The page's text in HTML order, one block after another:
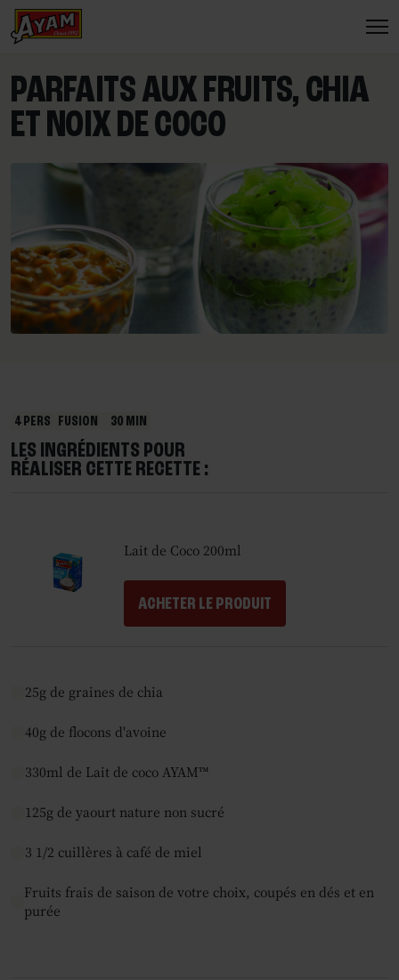
PARFAITS AUX FRUITS, CHIA
ET NOIX DE COCO
4 PERS FUSION 30 MIN
LES INGRÉDIENTS POUR
RÉALISER CETTE RECETTE :
Lait de Coco 200ml
ACHETER LE PRODUIT
25g de graines de chia
40g de flocons d'avoine
330ml de Lait de coco AYAM™
125g de yaourt nature non sucré
3 1/2 cuillères à café de miel
Fruits frais de saison de votre choix, coupés en dés et en
purée